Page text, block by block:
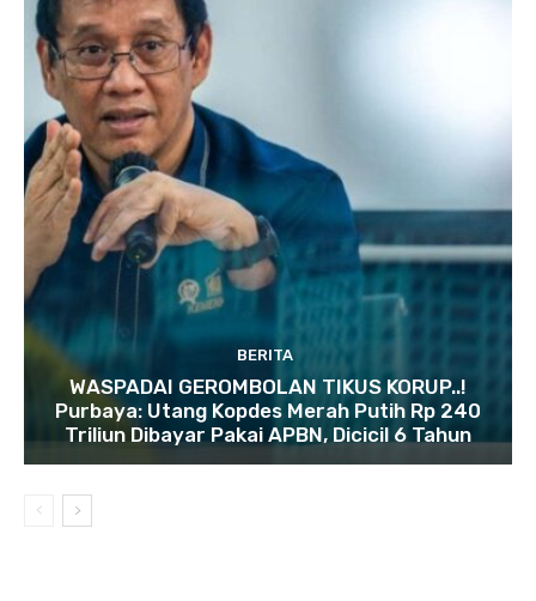
BERITA
WASPADAI GEROMBOLAN TIKUS KORUP..!
Purbaya: Utang Kopdes Merah Putih Rp 240
Triliun Dibayar Pakai APBN, Dicicil 6 Tahun